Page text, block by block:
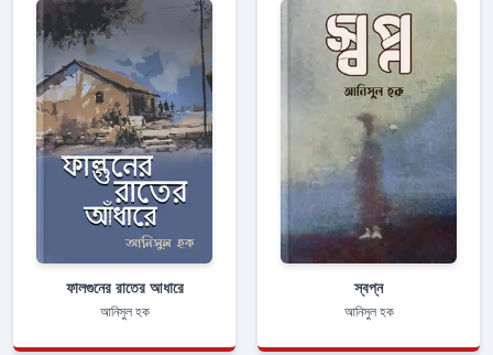
ফালগুনের রাতের আধারে
আনিসুল হক
স্বপ্ন
আনিসুল হক